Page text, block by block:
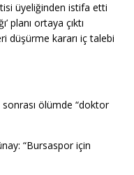
üyeliğinden istifa etti
planı ortaya çıktı
düşürme kararı iç talebi
sonrası ölümde “doktor
“Bursaspor için